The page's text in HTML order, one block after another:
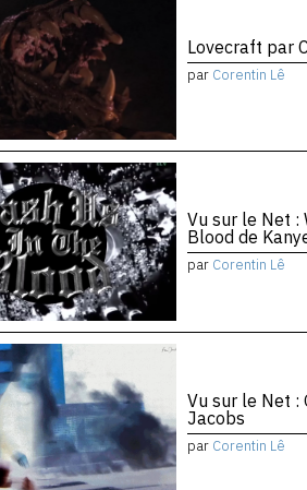
Lovecraft par
par Corentin Lê
Vu sur le Net :
Blood de
par Corentin Lê
Vu sur le Net :
Jacobs
par Corentin Lê